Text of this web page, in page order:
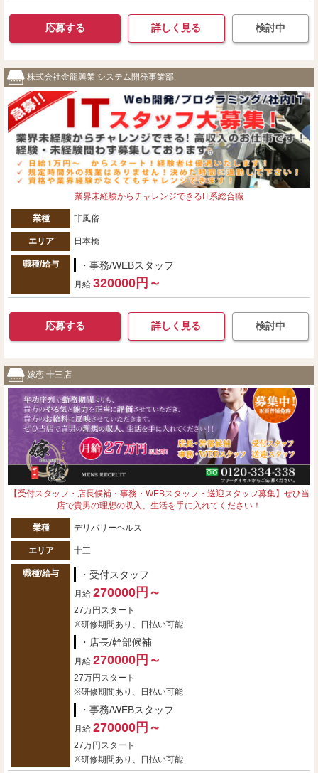
応募する 詳しく見る 検討中
株式会社金龍興業 システム開発事業部
業界未経験からチャレンジできるIT系総合職
業種 非風俗
エリア 日本橋
職種/給与 ・事務/WEBスタッフ
月給 320000円～
応募する 詳しく見る 検討中
嫁恋 十三店
【受付スタッフ・店長候補・事務・WEBスタッフ・送迎スタッフ募集】ぜひ当
店で貴男の理想の収入、生活を手に入れてください！
業種 デリバリーヘルス
エリア 十三
職種/給与 ・受付スタッフ
月給 270000円～
27万円スタート
※研修期間あり、日払い可能
・店長/幹部候補
月給 270000円～
27万円スタート
※研修期間あり、日払い可能
・事務/WEBスタッフ
月給 270000円～
27万円スタート
※研修期間あり、日払い可能